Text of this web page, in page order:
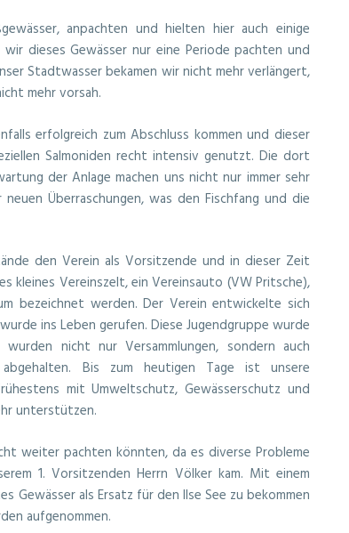
anpachten und hielten hier auch einige
dieses Gewässer nur eine Periode pachten und
Stadtwasser bekamen wir nicht mehr verlängert,
mehr vorsah.
erfolgreich zum Abschluss kommen und dieser
Salmoniden recht intensiv genutzt. Die dort
der Anlage machen uns nicht nur immer sehr
Überraschungen, was den Fischfang und die
den Verein als Vorsitzende und in dieser Zeit
kleines Vereinszelt, ein Vereinsauto (VW Pritsche),
bezeichnet werden. Der Verein entwickelte sich
ins Leben gerufen. Diese Jugendgruppe wurde
nicht nur Versammlungen, sondern auch
abgehalten. Bis zum heutigen Tage ist unsere
mit Umweltschutz, Gewässerschutz und
unterstützen.
weiter pachten könnten, da es diverse Probleme
1. Vorsitzenden Herrn Völker kam. Mit einem
Gewässer als Ersatz für den Ilse See zu bekommen
aufgenommen.